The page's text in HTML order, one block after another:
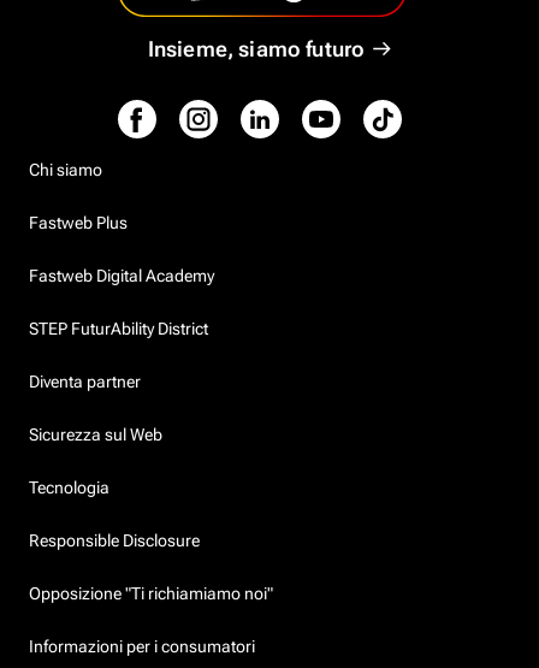
Insieme, siamo futuro
Chi siamo
Fastweb Plus
Fastweb Digital Academy
STEP FuturAbility District
Diventa partner
Sicurezza sul Web
Tecnologia
Responsible Disclosure
Opposizione "Ti richiamiamo noi"
Informazioni per i consumatori